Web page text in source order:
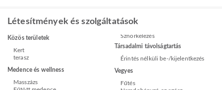
Létesítmények és szolgáltatások
Közös területek
Kert
terasz
Medence és wellness
Masszázs
Sznorkelezés
Társadalmi távolságtartás
Érintés nélküli be-/kijelentkezés
Vegyes
Fűtés